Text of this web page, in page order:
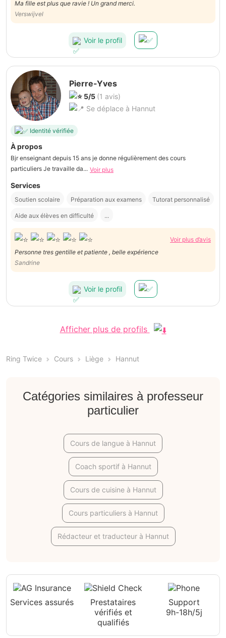
Ma fille est plus que ravie ! Un grand merci.
Verswijvel
Voir le profil
Pierre-Yves
5/5 (1 avis)
Se déplace à Hannut
Identité vérifiée
À propos
Bjr enseignant depuis 15 ans je donne régulièrement des cours
particuliers Je travaille da... Voir plus
Services
Soutien scolaire Préparation aux examens Tutorat personnalisé
Aide aux élèves en difficulté ...
Voir plus d’avis
Personne tres gentille et patiente , belle expérience
Sandrine
Voir le profil
Afficher plus de profils
Ring Twice Cours Liège Hannut
Catégories similaires à professeur
particulier
Cours de langue à Hannut
Coach sportif à Hannut
Cours de cuisine à Hannut
Cours particuliers à Hannut
Rédacteur et traducteur à Hannut
Services assurés
Prestataires
vérifiés et
qualifiés
Support
9h-18h/5j